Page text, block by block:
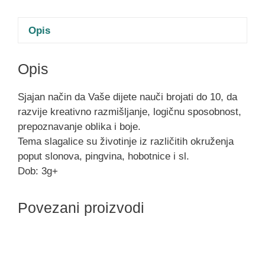
Opis
Opis
Sjajan način da Vaše dijete nauči brojati do 10, da
razvije kreativno razmišljanje, logičnu sposobnost,
prepoznavanje oblika i boje.
Tema slagalice su životinje iz različitih okruženja
poput slonova, pingvina, hobotnice i sl.
Dob: 3g+
Povezani proizvodi